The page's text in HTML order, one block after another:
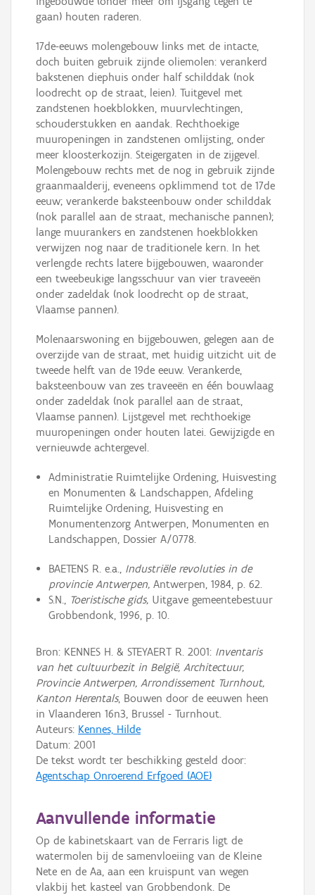
gaan) houten raderen.
17de-eeuws molengebouw links met de intacte,
doch buiten gebruik zijnde oliemolen: verankerd
bakstenen diephuis onder half schilddak (nok
loodrecht op de straat, leien). Tuitgevel met
zandstenen hoekblokken, muurvlechtingen,
schouderstukken en aandak. Rechthoekige
muuropeningen in zandstenen omlijsting, onder
meer kloosterkozijn. Steigergaten in de zijgevel.
Molengebouw rechts met de nog in gebruik zijnde
graanmaalderij, eveneens opklimmend tot de 17de
eeuw; verankerde baksteenbouw onder schilddak
(nok parallel aan de straat, mechanische pannen);
lange muurankers en zandstenen hoekblokken
verwijzen nog naar de traditionele kern. In het
verlengde rechts latere bijgebouwen, waaronder
een tweebeukige langsschuur van vier traveeën
onder zadeldak (nok loodrecht op de straat,
Vlaamse pannen).
Molenaarswoning en bijgebouwen, gelegen aan de
overzijde van de straat, met huidig uitzicht uit de
tweede helft van de 19de eeuw. Verankerde,
baksteenbouw van zes traveeën en één bouwlaag
onder zadeldak (nok parallel aan de straat,
Vlaamse pannen). Lijstgevel met rechthoekige
muuropeningen onder houten latei. Gewijzigde en
vernieuwde achtergevel.
Administratie Ruimtelijke Ordening, Huisvesting
en Monumenten & Landschappen, Afdeling
Ruimtelijke Ordening, Huisvesting en
Monumentenzorg Antwerpen, Monumenten en
Landschappen, Dossier A/0778.
BAETENS R. e.a., Industriële revoluties in de
provincie Antwerpen, Antwerpen, 1984, p. 62.
S.N., Toeristische gids, Uitgave gemeentebestuur
Grobbendonk, 1996, p. 10.
Bron: KENNES H. & STEYAERT R. 2001: Inventaris
van het cultuurbezit in België, Architectuur,
Provincie Antwerpen, Arrondissement Turnhout,
Kanton Herentals, Bouwen door de eeuwen heen
in Vlaanderen 16n3, Brussel - Turnhout.
Auteurs: Kennes, Hilde
Datum: 2001
De tekst wordt ter beschikking gesteld door:
Agentschap Onroerend Erfgoed (AOE)
Aanvullende informatie
Op de kabinetskaart van de Ferraris ligt de
watermolen bij de samenvloeiing van de Kleine
Nete en de Aa, aan een kruispunt van wegen
vlakbij het kasteel van Grobbendonk. De